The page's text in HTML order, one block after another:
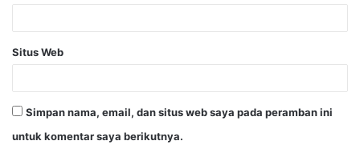
Situs Web
Simpan nama, email, dan situs web saya pada peramban ini
untuk komentar saya berikutnya.